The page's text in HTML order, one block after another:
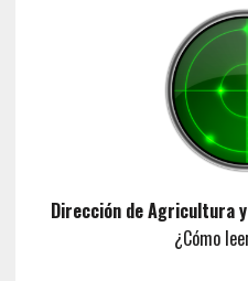
Dirección de Agricultura
¿Cómo